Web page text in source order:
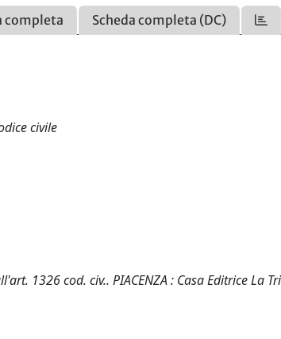
completa Scheda completa (DC)
civile
1326 cod. civ.. PIACENZA : Casa Editrice La